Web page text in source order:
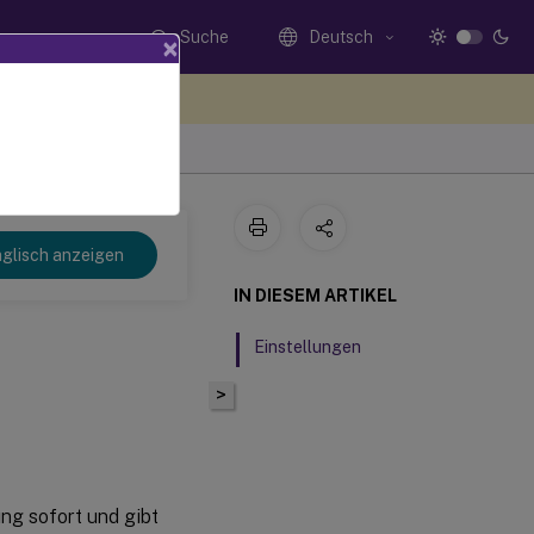
Suche Deutsch
anzeigen
sofort und gibt
>
IN DIESEM ARTIKEL
Einstellungen
×